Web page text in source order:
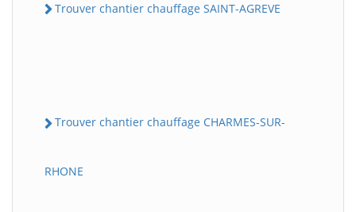
Trouver chantier chauffage SAINT-AGREVE
Trouver chantier chauffage CHARMES-SUR-
RHONE